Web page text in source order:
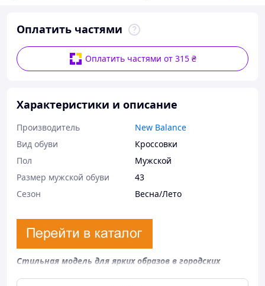
Оплатить частями
Оплатить частями от 315 ₴
Характеристики и описание
Производитель
New Balance
Вид обуви
Кроссовки
Пол
Мужской
Размер мужской обуви
43
Сезон
Весна/Лето
Стильная модель для ярких образов в городских